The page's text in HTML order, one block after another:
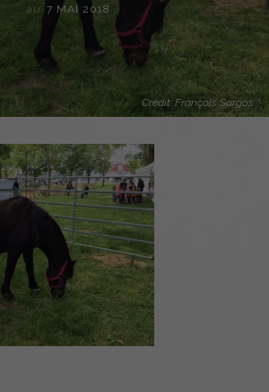
au 7 MAI 2018
Crédit: François Sargos